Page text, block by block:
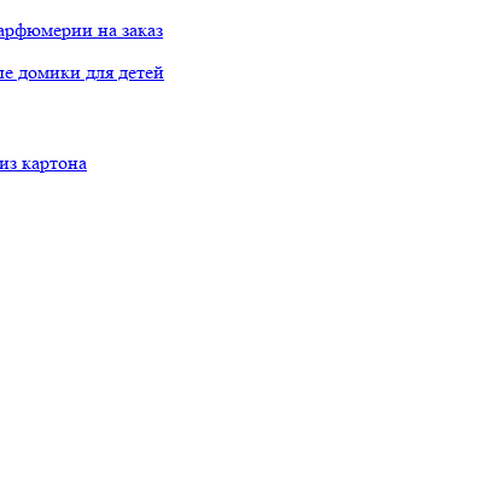
на заказ
домики для детей
картона